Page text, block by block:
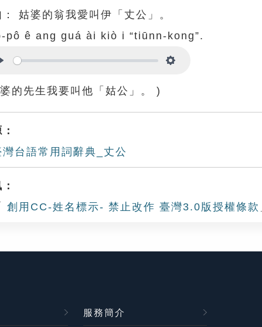
姑婆的翁我愛叫伊「丈公」。
pô ê ang guá ài kiò i “tiūnn-kong”.
的先生我要叫他「姑公」。 )
台語常用詞辭典_丈公
創用CC-姓名標示- 禁止改作 臺灣3.0版授權條款
服務簡介